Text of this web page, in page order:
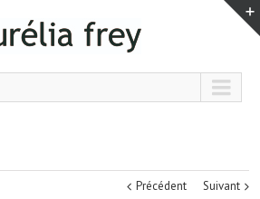
Précédent Suivant